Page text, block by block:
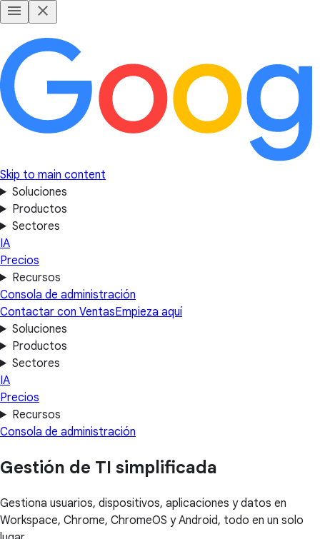
Skip to main content
Soluciones
Productos
Sectores
IA
Precios
Recursos
Consola de administración
Contactar con VentasEmpieza aquí
Soluciones
Productos
Sectores
IA
Precios
Recursos
Consola de administración
Gestión de TI simplificada
Gestiona usuarios, dispositivos, aplicaciones y datos en
Workspace, Chrome, ChromeOS y Android, todo en un solo